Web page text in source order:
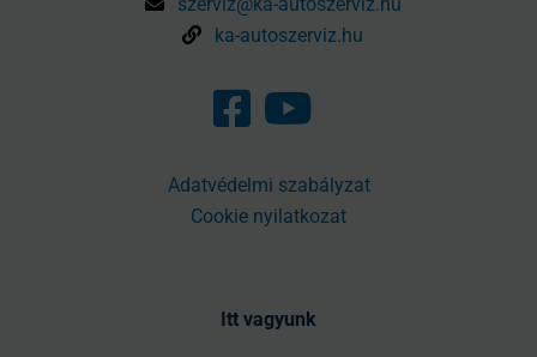
ka-autoszerviz.hu
Adatvédelmi szabályzat
Cookie nyilatkozat
Itt vagyunk